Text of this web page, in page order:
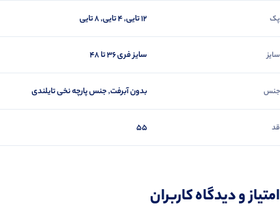
پک 12 تایی, 4 تایی, 8 تایی
سایز سایز فری ۳۶ تا ۴۸
جنس بدون آبرفت, جنس پارچه نخی تایلندی
قد 55
امتیاز و دیدگاه کاربران